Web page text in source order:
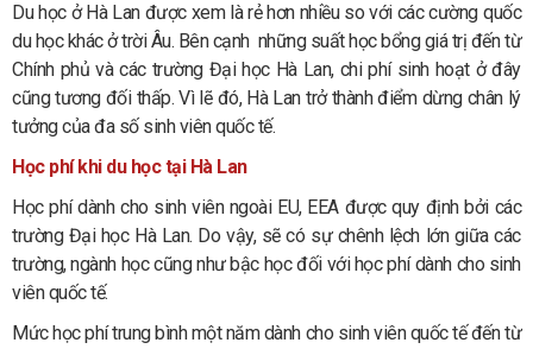
Du học ở Hà Lan được xem là rẻ hơn nhiều so với các cường quốc
du học khác ở trời Âu. Bên cạnh những suất học bổng giá trị đến từ
Chính phủ và các trường Đại học Hà Lan, chi phí sinh hoạt ở đây
cũng tương đối thấp. Vì lẽ đó, Hà Lan trở thành điểm dừng chân lý
tưởng của đa số sinh viên quốc tế.
Học phí khi du học tại Hà Lan
Học phí dành cho sinh viên ngoài EU, EEA được quy định bởi các
trường Đại học Hà Lan. Do vậy, sẽ có sự chênh lệch lớn giữa các
trường, ngành học cũng như bậc học đối với học phí dành cho sinh
viên quốc tế.
Mức học phí trung bình một năm dành cho sinh viên quốc tế đến từ